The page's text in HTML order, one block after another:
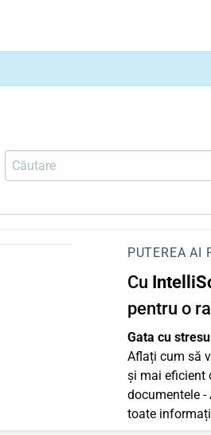
PUTEREA AI
Cu
pentru o
Gata cu
Aflați cum să
și mai eficient
documentele -
toate